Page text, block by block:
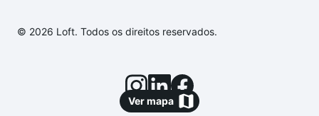
Ver mapa
© 2026 Loft. Todos os direitos reservados.